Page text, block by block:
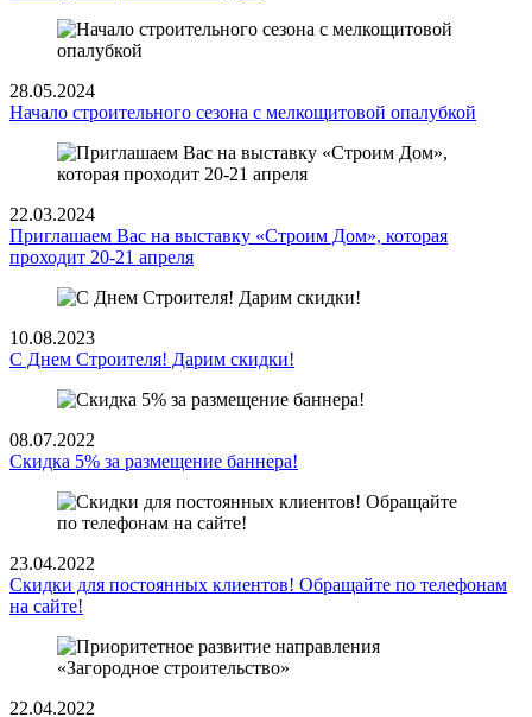
28.05.2024
Начало строительного сезона с мелкощитовой опалубкой
22.03.2024
Приглашаем Вас на выставку «Строим Дом», которая
проходит 20-21 апреля
10.08.2023
С Днем Строителя! Дарим скидки!
08.07.2022
Скидка 5% за размещение баннера!
23.04.2022
Скидки для постоянных клиентов! Обращайте по телефонам
на сайте!
22.04.2022